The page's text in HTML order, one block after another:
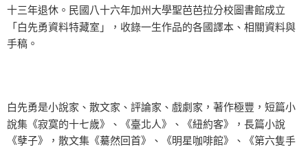
十三年退休。民國八十六年加州大學聖芭芭拉分校圖書館成立
「白先勇資料特藏室」，收錄一生作品的各國譯本、相關資料與
手稿。
白先勇是小說家、散文家、評論家、戲劇家，著作極豐，短篇小
說集《寂寞的十七歲》、《臺北人》、《紐約客》，長篇小說
《孽子》，散文集《驀然回首》、《明星咖啡館》、《第六隻手